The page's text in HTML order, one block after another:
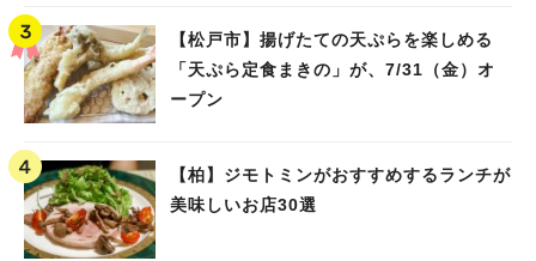
【松戸市】揚げたての天ぷらを楽しめる
「天ぷら定食まきの」が、7/31（金）オ
ープン
【柏】ジモトミンがおすすめするランチが
美味しいお店30選